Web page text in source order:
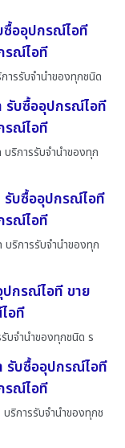
ซื้ออุปกรณ์ไอที
รณ์ไอที
ารรับจำนำของทุกชนิด
รับซื้ออุปกรณ์ไอที
รณ์ไอที
ริการรับจำนำของทุก
รับซื้ออุปกรณ์ไอที
รณ์ไอที
ริการรับจำนำของทุก
ปกรณ์ไอที ขาย
อที
บจำนำของทุกชนิด ร
รับซื้ออุปกรณ์ไอที
รณ์ไอที
ริการรับจำนำของทุกช